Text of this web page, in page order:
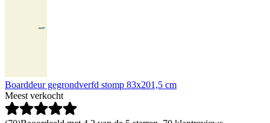
Boarddeur gegrondverfd stomp 83x201,5 cm
Meest verkocht